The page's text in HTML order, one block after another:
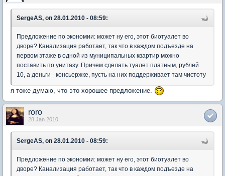
SergeAS, on 28.01.2010 - 08:59:
Предложение по экономии: может ну его, этот биотуалет во
дворе? Канализация работает, так что в каждом подъезде на
первом этаже в одной из муниципальных квартир можно
поставить по унитазу. Причем сделать туалет платным, рублей
10, а деньги - консьержке, пусть на них поддерживает там чистоту
я тоже думаю, что это хорошее предложение.
roro
28 Jan 2010
SergeAS, on 28.01.2010 - 08:59:
Предложение по экономии: может ну его, этот биотуалет во
дворе? Канализация работает, так что в каждом подъезде на